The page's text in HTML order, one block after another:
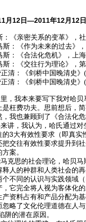
月12日—2011年12月12
：《亲密关系的变革》，
斯：《作为未来的过去》
斯：《合法化危机》，上
斯：《交往行为理论》，
清：《剑桥中国晚清史
清：《剑桥中国晚清史
我本来要写下我对哈贝
是枉费功夫。思前想后，
，我也兼顾到了《合法化
，我认为，哈氏通过对
的3大有效性要求（即真
把交往有效性要求提升到
案。
思的社会理论，哈贝马
释人的种群和人类社会的
个不同的认识与实践领域
，它完全将人视为客体化
产资料占有和产品分配为
忽略了文化伦理道德在人
阱的潜在原因。